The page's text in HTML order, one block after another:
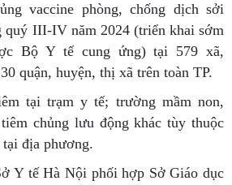
vaccine phòng, chống dịch sởi
quý III-IV năm 2024 (triển khai sớm
Bộ Y tế cung ứng) tại 579 xã,
quận, huyện, thị xã trên toàn TP.
tại trạm y tế; trường mầm non,
chủng lưu động khác tùy thuộc
địa phương.
Y tế Hà Nội phối hợp Sở Giáo dục